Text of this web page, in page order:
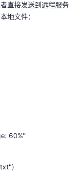
直接发送到远程服务
地文件：
60%"